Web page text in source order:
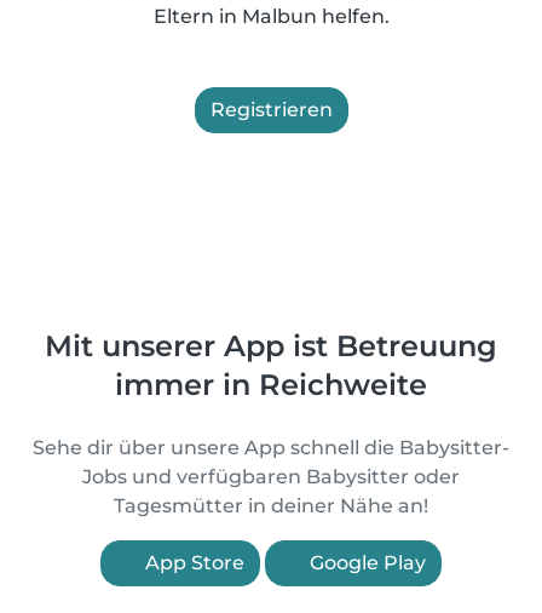
Eltern in Malbun helfen.
Registrieren
Mit unserer App ist Betreuung
immer in Reichweite
Sehe dir über unsere App schnell die Babysitter-
Jobs und verfügbaren Babysitter oder
Tagesmütter in deiner Nähe an!
App Store Google Play